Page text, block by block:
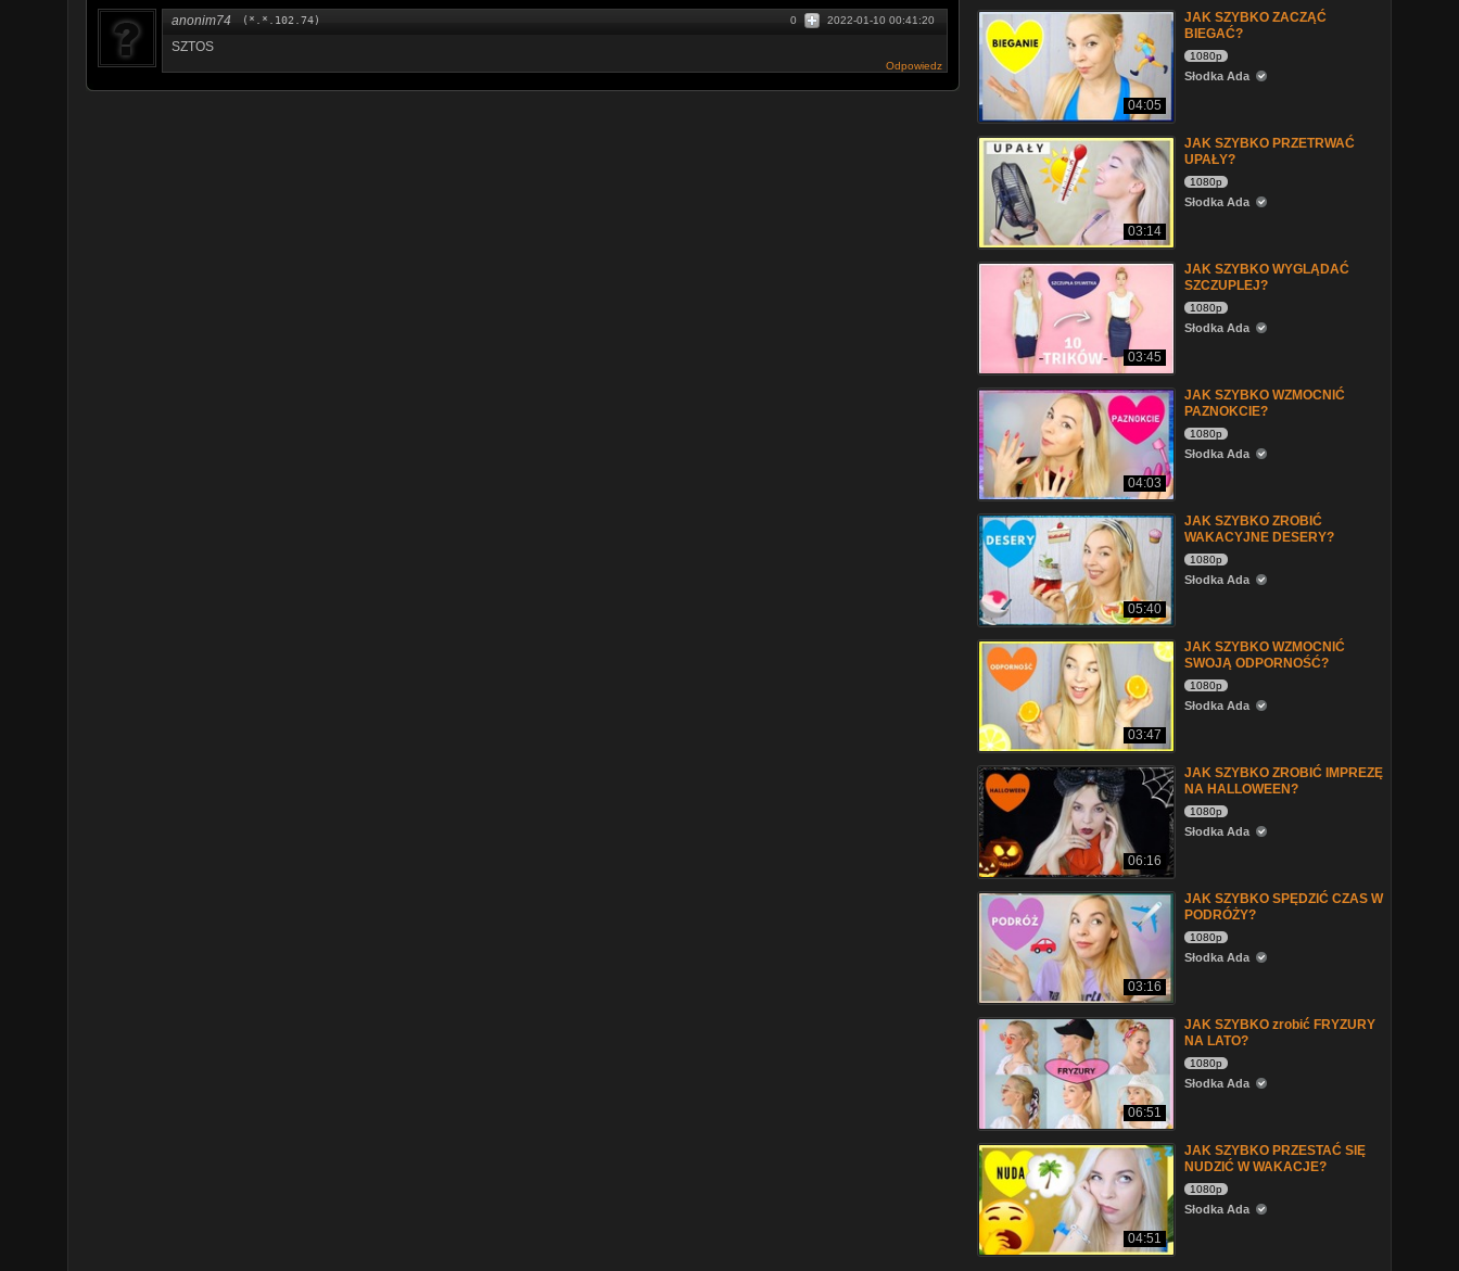
anonim74 (*.*.102.74) 2022-01-10 00:41:20
0
SZTOS
Odpowiedz
04:05
JAK SZYBKO ZACZĄĆ
BIEGAĆ?
1080p
Słodka Ada
03:14
JAK SZYBKO PRZETRWAĆ
UPAŁY?
1080p
Słodka Ada
03:45
JAK SZYBKO WYGLĄDAĆ
SZCZUPLEJ?
1080p
Słodka Ada
04:03
JAK SZYBKO WZMOCNIĆ
PAZNOKCIE?
1080p
Słodka Ada
05:40
JAK SZYBKO ZROBIĆ
WAKACYJNE DESERY?
1080p
Słodka Ada
03:47
JAK SZYBKO WZMOCNIĆ
SWOJĄ ODPORNOŚĆ?
1080p
Słodka Ada
06:16
JAK SZYBKO ZROBIĆ IMPREZĘ
NA HALLOWEEN?
1080p
Słodka Ada
03:16
JAK SZYBKO SPĘDZIĆ CZAS W
PODRÓŻY?
1080p
Słodka Ada
06:51
JAK SZYBKO zrobić FRYZURY
NA LATO?
1080p
Słodka Ada
04:51
JAK SZYBKO PRZESTAĆ SIĘ
NUDZIĆ W WAKACJE?
1080p
Słodka Ada